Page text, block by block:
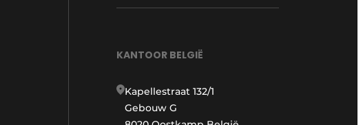
KANTOOR BELGIË
Kapellestraat 132/1
Gebouw G